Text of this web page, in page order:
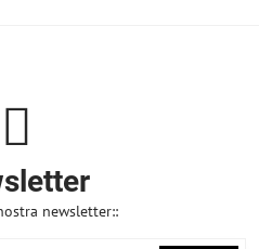
newsletter::